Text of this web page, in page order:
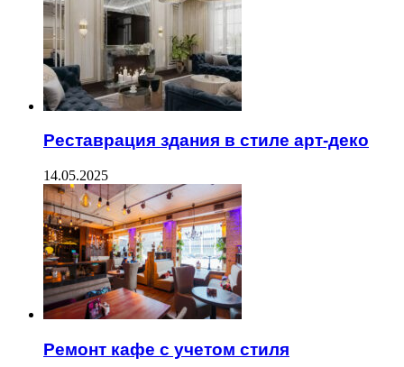
Реставрация здания в стиле арт-деко
14.05.2025
Ремонт кафе с учетом стиля